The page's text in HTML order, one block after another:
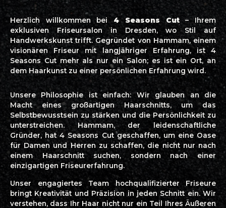
Herzlich willkommen bei4 Seasons Cut– Ihrem
exklusiven Friseursalon in Dresden, wo Stil auf
Handwerkskunst trifft. Gegründet von Hammam, einem
visionären Friseur mit langjähriger Erfahrung, ist 4
Seasons Cut mehr als nur ein Salon; es ist ein Ort, an
dem Haarkunst zu einer persönlichen Erfahrung wird.
Unsere Philosophie ist einfach: Wir glauben an die
Macht eines großartigen Haarschnitts, um das
Selbstbewusstsein zu stärken und die Persönlichkeit zu
unterstreichen. Hammam, der leidenschaftliche
Gründer, hat 4 Seasons Cut geschaffen, um eine Oase
für Damen und Herren zu schaffen, die nicht nur nach
einem Haarschnitt suchen, sondern nach einer
einzigartigen Friseurerfahrung.
Unser engagiertes Team hochqualifizierter Friseure
bringt Kreativität und Präzision in jeden Schnitt ein. Wir
verstehen, dass Ihr Haar nicht nur ein Teil Ihres Äußeren